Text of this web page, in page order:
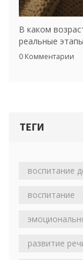
В каком
реальные
0 Комментарии
ТЕГИ
воспитание
воспитание
развитие